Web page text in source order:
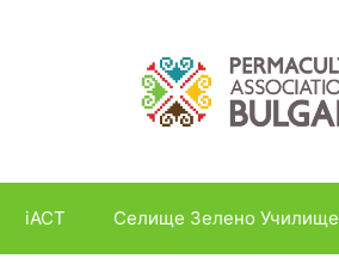
iACT Селище Зелено Училище